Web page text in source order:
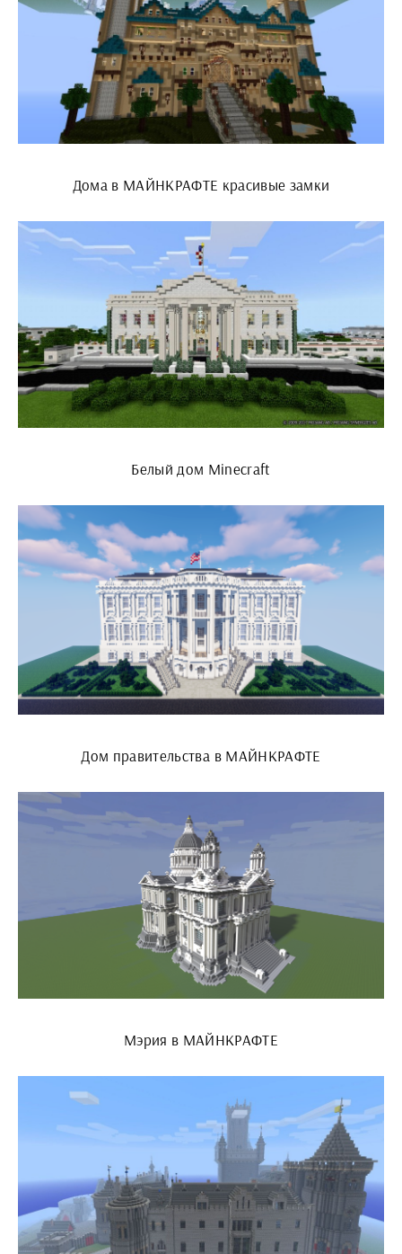
Дома в МАЙНКРАФТЕ красивые замки
Белый дом Minecraft
Дом правительства в МАЙНКРАФТЕ
Мэрия в МАЙНКРАФТЕ